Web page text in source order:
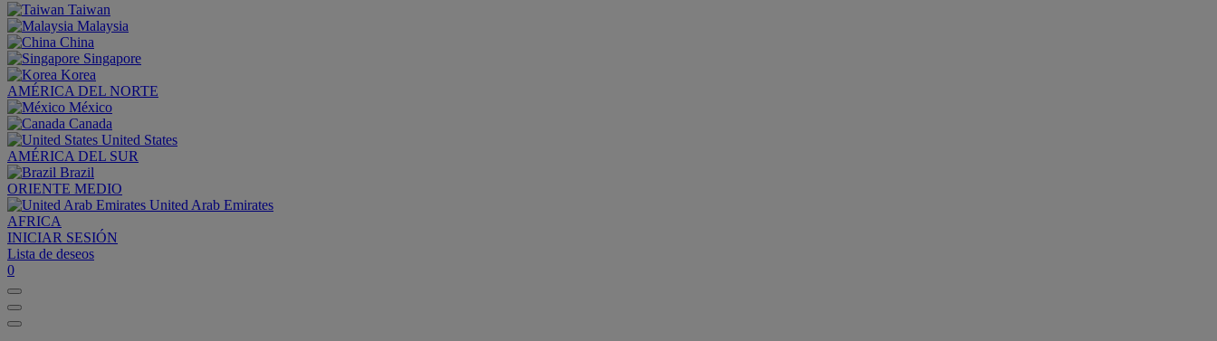
Taiwan
Malaysia
China
Singapore
Korea
AMÉRICA DEL NORTE
México
Canada
United States
AMÉRICA DEL SUR
Brazil
ORIENTE MEDIO
United Arab Emirates
AFRICA
INICIAR SESIÓN
Lista de deseos
0